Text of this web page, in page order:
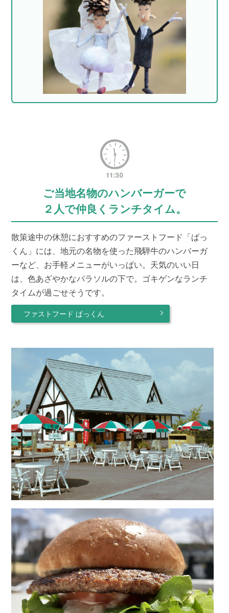
ご当地名物のハンバーガーで
２人で仲良くランチタイム。
散策途中の休憩におすすめのファーストフード「ぱっ
くん」には、地元の名物を使った飛騨牛のハンバーガ
ーなど、お手軽メニューがいっぱい。天気のいい日
は、色あざやかなパラソルの下で。ゴキゲンなランチ
タイムが過ごせそうです。
ファストフード ぱっくん